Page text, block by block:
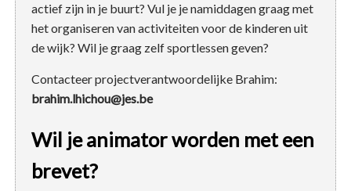
actief zijn in je buurt? Vul je je namiddagen graag met
het organiseren van activiteiten voor de kinderen uit
de wijk? Wil je graag zelf sportlessen geven?
Contacteer projectverantwoordelijke Brahim:
brahim.lhichou@jes.be
Wil je animator worden met een
brevet?